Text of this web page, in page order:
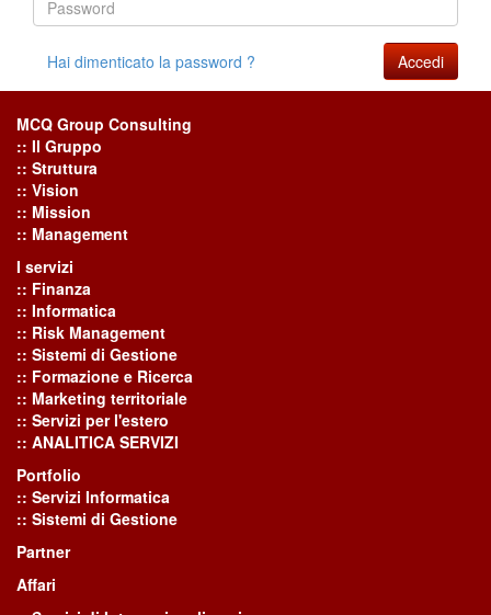
Accedi
Hai dimenticato la password ?
MCQ Group Consulting
:: Il Gruppo
:: Struttura
:: Vision
:: Mission
:: Management
I servizi
:: Finanza
:: Informatica
:: Risk Management
:: Sistemi di Gestione
:: Formazione e Ricerca
:: Marketing territoriale
:: Servizi per l'estero
:: ANALITICA SERVIZI
Portfolio
:: Servizi Informatica
:: Sistemi di Gestione
Partner
Affari